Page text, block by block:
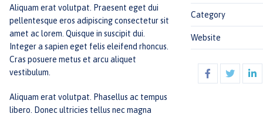
Aliquam erat volutpat. Praesent eget dui
pellentesque eros adipiscing consectetur sit
amet ac lorem. Quisque in suscipit dui.
Integer a sapien eget felis eleifend rhoncus.
Cras posuere metus et arcu aliquet
vestibulum.
Aliquam erat volutpat. Phasellus ac tempus
libero. Donec ultricies tellus nec magna
Category
Website